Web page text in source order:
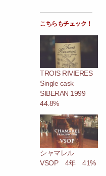
こちらもチェック！
TROIS RIVIERES
Single cask
SIBERAN 1999
44.8%
シャマレル
VSOP 4年 41%